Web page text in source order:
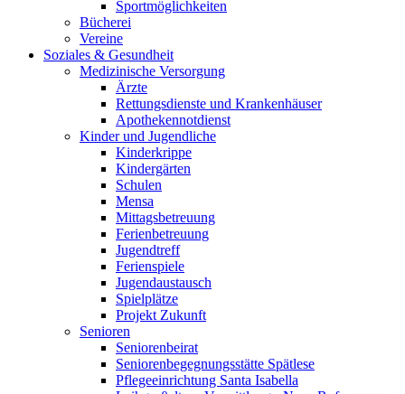
Sportmöglichkeiten
Bücherei
Vereine
Soziales & Gesundheit
Medizinische Versorgung
Ärzte
Rettungsdienste und Krankenhäuser
Apothekennotdienst
Kinder und Jugendliche
Kinderkrippe
Kindergärten
Schulen
Mensa
Mittagsbetreuung
Ferienbetreuung
Jugendtreff
Ferienspiele
Jugendaustausch
Spielplätze
Projekt Zukunft
Senioren
Seniorenbeirat
Seniorenbegegnungsstätte Spätlese
Pflegeeinrichtung Santa Isabella